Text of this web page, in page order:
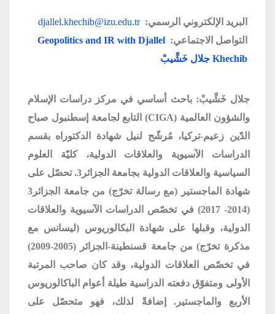
البريد الإلكتروني الرسمي: djallel.khechib@izu.edu.tr
التواصل الاجتماعي: Geopolitics and IR with Djallel
Khechib جلال خَشِّيبْ
جلال خَشِّيبْ: باحث أساسي في مركز دراسات الإسلام
والشؤون العالمية (CIGA)التابع لجامعة إسطنبول صباح
الدّين زعيم-تركيا، مُرشّح لنيل شهادة الدكتوراه بقسم
الدراسات الآسيوية والعلاقات الدولية، كليّة العلوم
السياسية والعلاقات الدولية بجامعة الجزائر3. تحصّل على
شهادة الماجستير (مع رسالة تخرّج) من جامعة الجزائر3
(2014- 2017) في تخصّص الدراسات الآسيوية والعلاقات
الدولية، وقبلها على شهادة البكالوريوس (ليسانس مع
مذكرة تخرّج) من جامعة قسنطينة-الجزائر (2005-2009)
في تخصّص العلاقات الدولية، وقد كان صاحب المرتبة
الأولى ومتفوّق دفعته الدراسية طيلة أعوام الباكالوريوس
الأربع والماجستير. إضافةً لذلك، فهو متحصّل على